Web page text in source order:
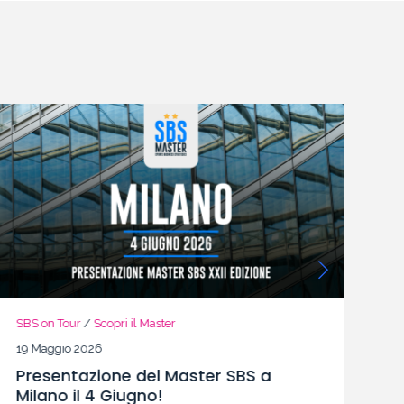
SBS on Tour/ Scopri il Master
19 Maggio 2026
Presentazione del Master SBS a
Milano il 4 Giugno!